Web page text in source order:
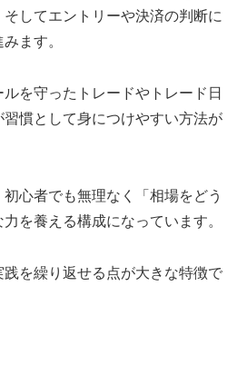
してエントリーや決済の判断に
ます。
を守ったトレードやトレード日
慣として身につけやすい方法が
心者でも無理なく「相場をどう
を養える構成になっています。
を繰り返せる点が大きな特徴で